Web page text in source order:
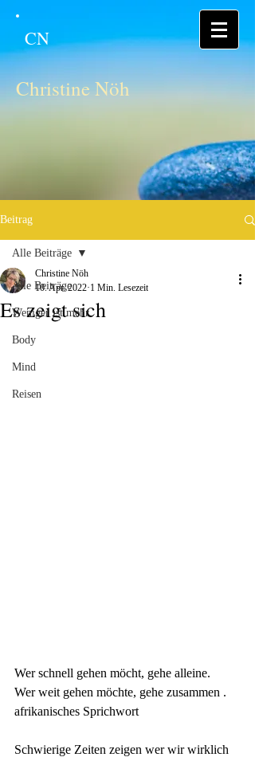
CN
Christine Nöh
Beitrag
Alle Beiträge
Weniger ist mehr
Body
Mind
Reisen
Alle Beiträge
Es zeigt sich
Christine Nöh
10. Apr. 2022 1 Min. Lesezeit
Wer schnell gehen möcht, gehe alleine.
Wer weit gehen möchte, gehe zusammen .
afrikanisches Sprichwort
Schwierige Zeiten zeigen wer wir wirklich